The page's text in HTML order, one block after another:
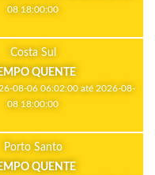
08 18:00:00
Costa Sul
QUENTE
08-06 06:02:00 até 2026-08-
08 18:00:00
Porto Santo
QUENTE